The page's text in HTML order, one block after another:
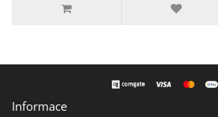
Informace